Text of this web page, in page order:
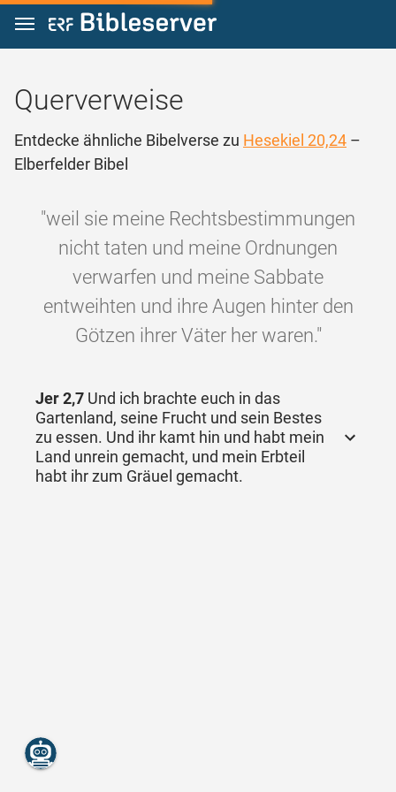
Zum Inhalt springen
Querverweise
Entdecke ähnliche Bibelverse zu Hesekiel 20,24 –
Elberfelder Bibel
"weil sie meine Rechtsbestimmungen
nicht taten und meine Ordnungen
verwarfen und meine Sabbate
entweihten und ihre Augen hinter den
Götzen ihrer Väter her waren."
Jer 2,7 Und ich brachte euch in das
Gartenland, seine Frucht und sein Bestes
zu essen. Und ihr kamt hin und habt mein
Land unrein gemacht, und mein Erbteil
habt ihr zum Gräuel gemacht.